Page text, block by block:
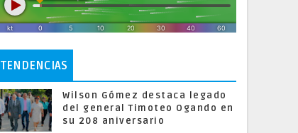
TENDENCIAS
Wilson Gómez destaca legado
del general Timoteo Ogando en
su 208 aniversario